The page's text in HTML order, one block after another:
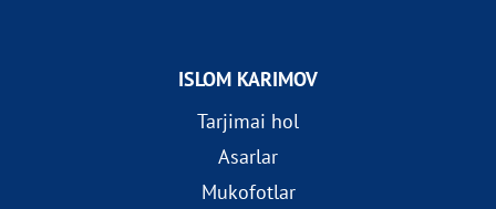
ISLOM KARIMOV
Tarjimai hol
Asarlar
Mukofotlar